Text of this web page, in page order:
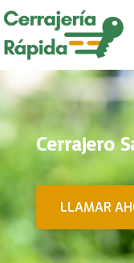
Cerrajero
LLAMAR